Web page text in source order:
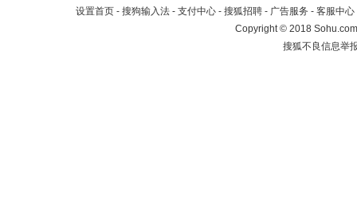
设置首页 - 搜狗输入法 - 支付中心 - 搜狐招聘 - 广告服务 - 客服中心
Copyright©2018
搜狐不良信息举